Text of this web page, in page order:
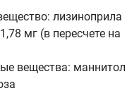
лизиноприла
мг (в пересчете на
вещества: маннитол